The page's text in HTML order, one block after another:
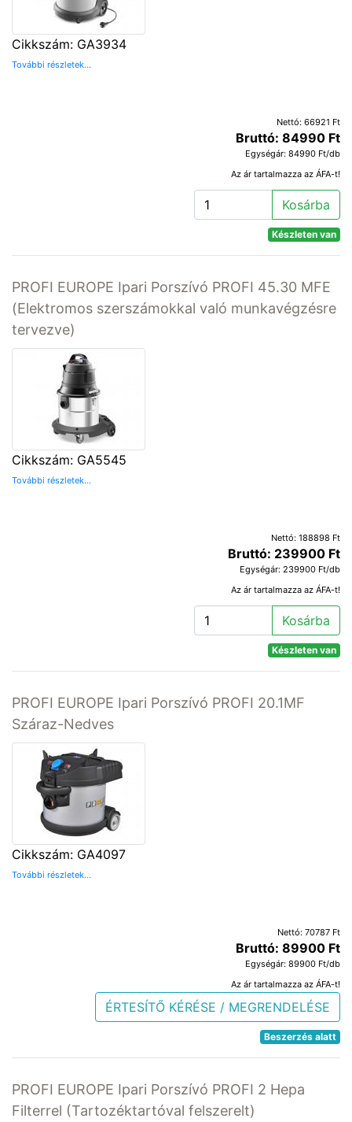
Cikkszám: GA3934
További részletek...
Nettó: 66921 Ft
Bruttó: 84990 Ft
Egységár: 84990 Ft/db
Az ár tartalmazza az ÁFA-t!
Kosárba
Készleten van
PROFI EUROPE Ipari Porszívó PROFI 45.30 MFE
(Elektromos szerszámokkal való munkavégzésre
tervezve)
Cikkszám: GA5545
További részletek...
Nettó: 188898 Ft
Bruttó: 239900 Ft
Egységár: 239900 Ft/db
Az ár tartalmazza az ÁFA-t!
Kosárba
Készleten van
PROFI EUROPE Ipari Porszívó PROFI 20.1MF
Száraz-Nedves
Cikkszám: GA4097
További részletek...
Nettó: 70787 Ft
Bruttó: 89900 Ft
Egységár: 89900 Ft/db
Az ár tartalmazza az ÁFA-t!
ÉRTESÍTŐ KÉRÉSE / MEGRENDELÉSE
Beszerzés alatt
PROFI EUROPE Ipari Porszívó PROFI 2 Hepa
Filterrel (Tartozéktartóval felszerelt)